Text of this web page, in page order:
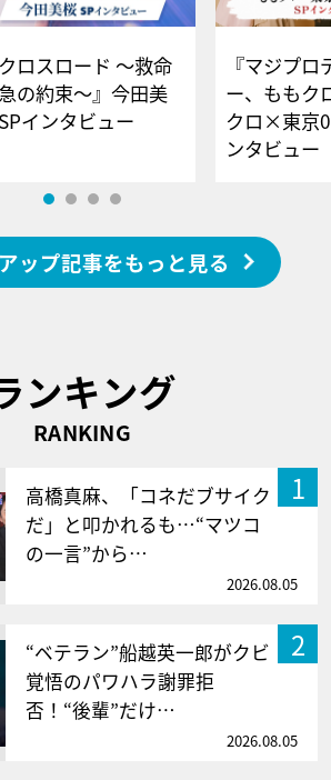
クロスロード ～救命
の約束～』今田美
インタビュー
『マジプロ
ー、ももク
クロ×東京
ンタビュー
ップ記事をもっと見る
ンキング
RANKING
1
高橋真麻、「コネだブサイク
だ」と叩かれるも…“マツコ
の一言”から…
2026.08.05
2
“ベテラン”船越英一郎がクビ
覚悟のパワハラ謝罪拒
否！“後輩”だけ…
2026.08.05